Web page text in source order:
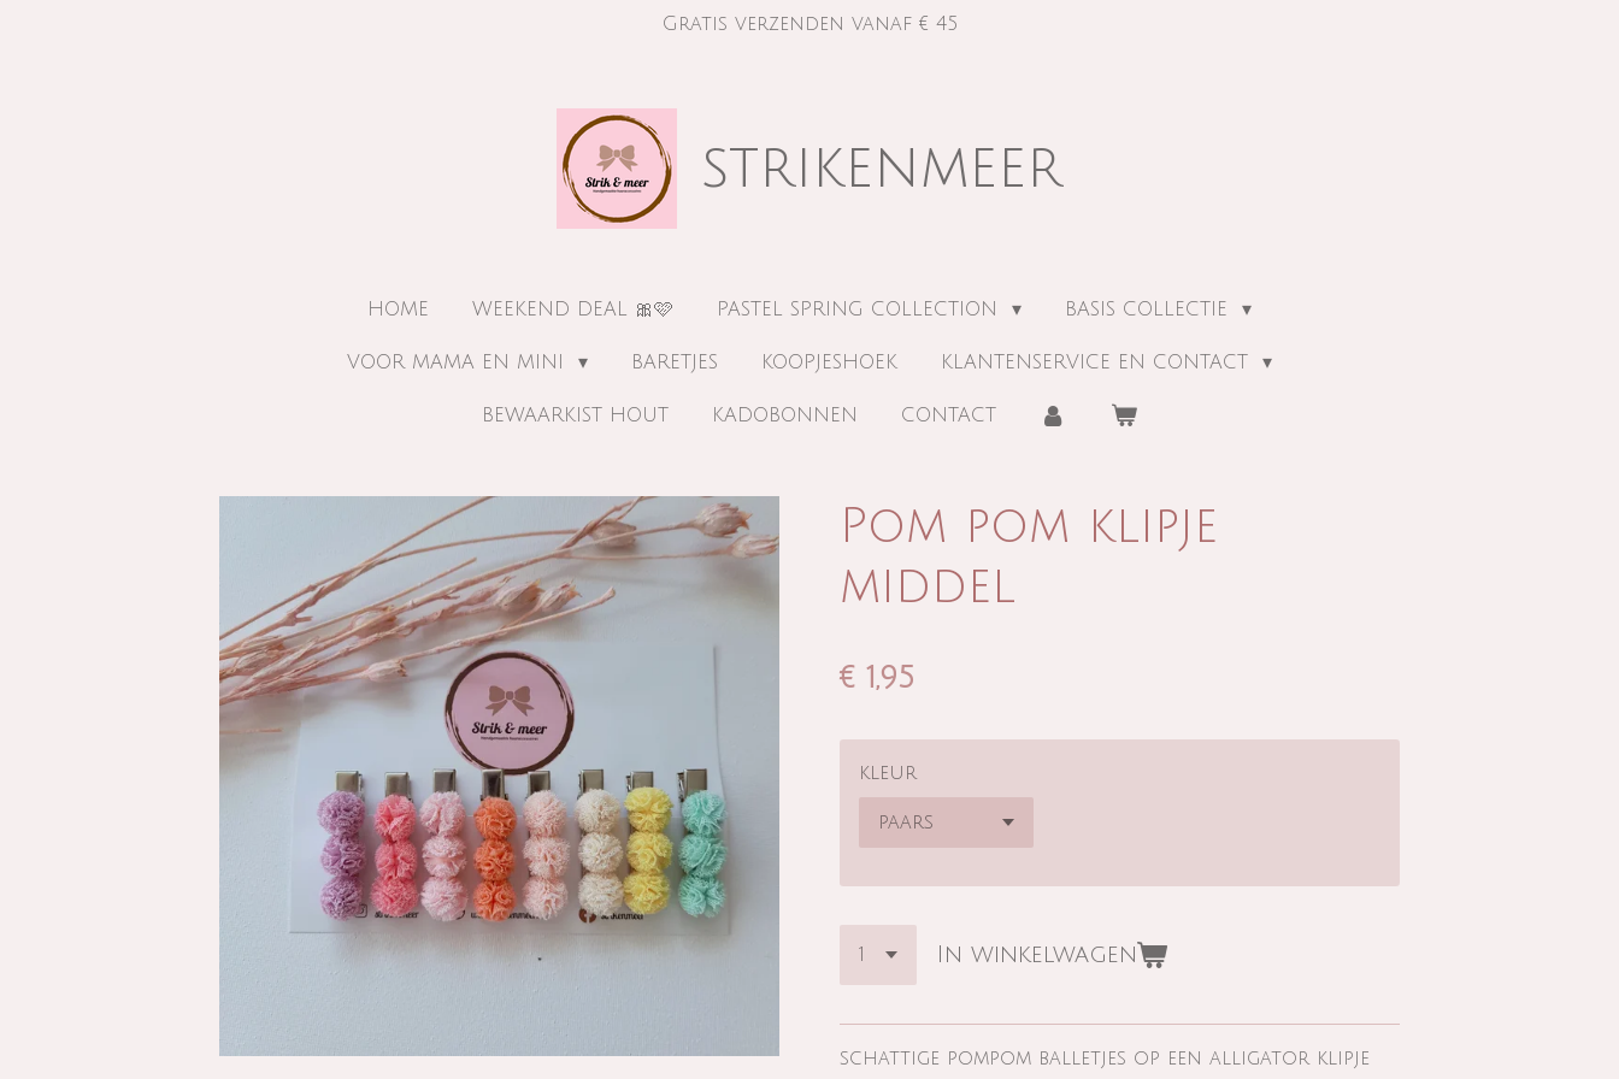
Gratis verzenden vanaf € 45
strikenmeer
HOME WEEKEND DEAL 🎀🩷 PASTEL SPRING COLLECTION BASIS COLLECTIE
VOOR MAMA EN MINI BARETJES KOOPJESHOEK KLANTENSERVICE EN CONTACT
BEWAARKIST HOUT KADOBONNEN CONTACT
Pom pom klipje
middel
€ 1,95
kleur
In winkelwagen
schattige pompom balletjes op een alligator klipje